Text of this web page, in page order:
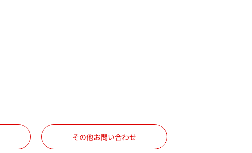
その他お問い合わせ